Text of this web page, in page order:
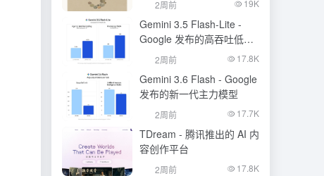
2周前 19K
Gemini 3.5 Flash-Lite -
Google 发布的高吞吐低成
本模型
2周前 17.8K
Gemini 3.6 Flash - Google
发布的新一代主力模型
2周前 17.7K
TDream - 腾讯推出的 AI 内
容创作平台
2周前 17.8K